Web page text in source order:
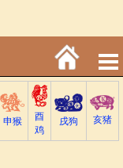
申猴
酉
鸡
戌狗 亥猪